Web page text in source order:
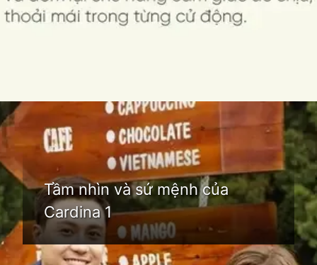
https://idep.edu.vn/thoi-trang-cardina-66
Tầm nhìn và sứ mệnh của
Cardina 1